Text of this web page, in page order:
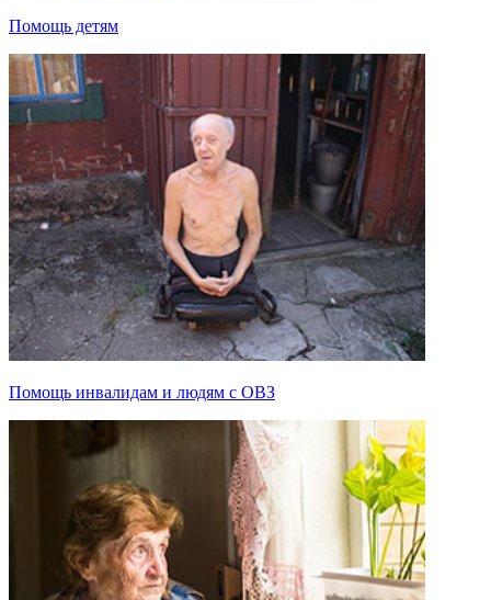
Помощь детям
Помощь инвалидам и людям с ОВЗ